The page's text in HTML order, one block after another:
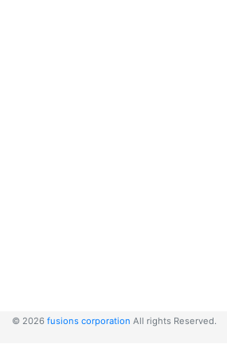
© 2026 fusions corporation All rights Reserved.